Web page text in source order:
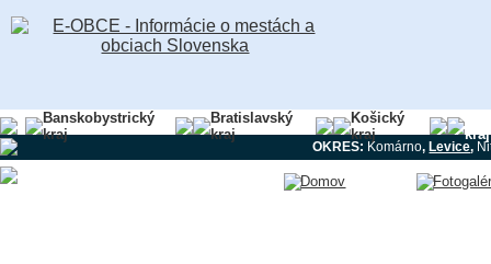
Banskobystrický
kraj
Bratislavský
kraj
Košický
kraj
kraj
OKRES: Komárno, Levice,